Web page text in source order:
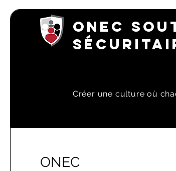
ONEC
Créer une culture où
ONEC